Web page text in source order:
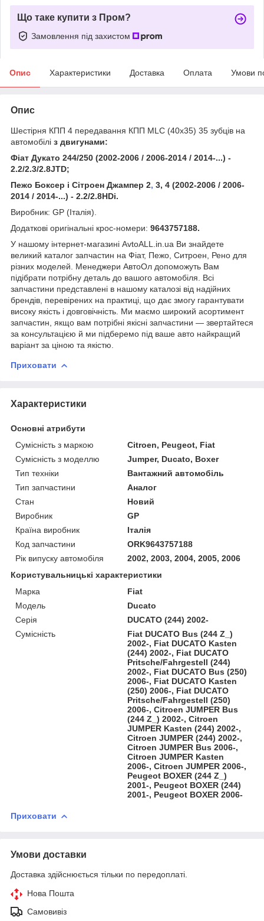
Що таке купити з Пром?
Замовлення під захистом
Опис Характеристики Доставка Оплата Умови
Опис
Шестірня КПП 4 передавання КПП MLC (40х35) 35 зубців на
автомобілі з двигунами:
Фіат Дукато 244/250 (2002-2006 / 2006-2014 / 2014-...) -
2.2/2.3/2.8JTD;
Пежо Боксер і Сітроен Джампер 2, 3, 4 (2002-2006 / 2006-
2014 / 2014-...) - 2.2/2.8HDi.
Виробник: GP (Італія).
Додаткові оригінальні крос-номери: 9643757188.
У нашому інтернет-магазині AvtoALL.in.ua Ви знайдете
великий каталог запчастин на Фіат, Пежо, Ситроен, Рено для
різних моделей. Менеджери АвтоОл допоможуть Вам
підібрати потрібну деталь до вашого автомобіля. Всі
запчастини представлені в нашому каталозі від надійних
брендів, перевірених на практиці, що дає змогу гарантувати
високу якість і довговічність. Ми маємо широкий асортимент
запчастин, якщо вам потрібні якісні запчастини — звертайтеся
за консультацією й ми підберемо під ваше авто найкращий
варіант за ціною та якістю.
Приховати
Характеристики
Основні атрибути
Сумісність з маркою
Citroen, Peugeot, Fiat
Сумісність з моделлю
Jumper, Ducato, Boxer
Тип техніки
Вантажний автомобіль
Тип запчастини
Аналог
Стан
Новий
Виробник
GP
Країна виробник
Італія
Код запчастини
ORK9643757188
Рік випуску автомобіля
2002, 2003, 2004, 2005, 2006
Користувальницькі характеристики
Марка
Fiat
Модель
Ducato
Серія
DUCATO (244) 2002-
Сумісність
Fiat DUCATO Bus (244 Z_)
2002-, Fiat DUCATO Kasten
(244) 2002-, Fiat DUCATO
Pritsche/Fahrgestell (244)
2002-, Fiat DUCATO Bus (250)
2006-, Fiat DUCATO Kasten
(250) 2006-, Fiat DUCATO
Pritsche/Fahrgestell (250)
2006-, Citroen JUMPER Bus
(244 Z_) 2002-, Citroen
JUMPER Kasten (244) 2002-,
Citroen JUMPER (244) 2002-,
Citroen JUMPER Bus 2006-,
Citroen JUMPER Kasten
2006-, Citroen JUMPER 2006-,
Peugeot BOXER (244 Z_)
2001-, Peugeot BOXER (244)
2001-, Peugeot BOXER 2006-
Приховати
Умови доставки
Доставка здійснюється тільки по передоплаті.
Нова Пошта
Самовивіз